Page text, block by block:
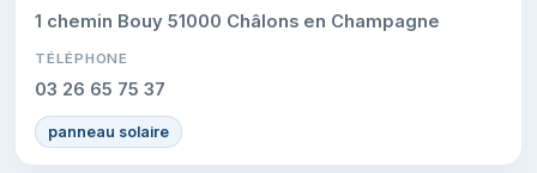
1 chemin Bouy 51000 Châlons en Champagne
TÉLÉPHONE
03 26 65 75 37
panneau solaire